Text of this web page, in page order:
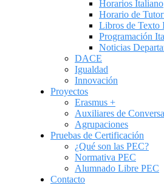
Horarios Italiano
Horario de
Libros de Texto
Programación
Noticias
DACE
Igualdad
Innovación
Proyectos
Erasmus +
Auxiliares de
Agrupaciones
Pruebas de Certificación
¿Qué son las PEC?
Normativa PEC
Alumnado Libre PEC
Contacto